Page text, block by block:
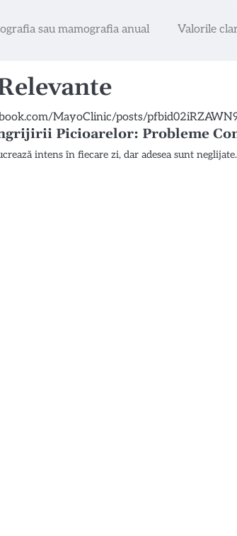
sau mamografia anual Valorile
Picioarelor: Probleme
intens în fiecare zi, dar adesea sunt